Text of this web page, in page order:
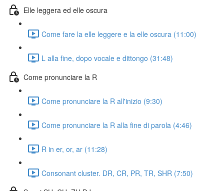
Elle leggera ed elle oscura
Come fare la elle leggere e la elle oscura (11:00)
L alla fine, dopo vocale e dittongo (31:48)
Come pronunciare la R
Come pronunciare la R all'inizio (9:30)
Come pronunciare la R alla fine di parola (4:46)
R in er, or, ar (11:28)
Consonant cluster. DR, CR, PR, TR, SHR (7:50)